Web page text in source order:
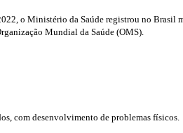
o Ministério da Saúde registrou no Brasil
Mundial da Saúde (OMS).
com desenvolvimento de problemas físicos.